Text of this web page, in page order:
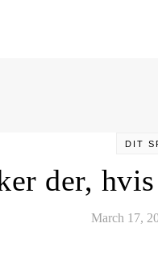
DIT
der,
March 17,